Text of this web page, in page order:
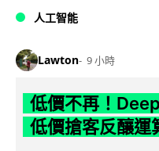
人工智能
Lawton 9 小時
低價不再！
低價搶客反釀運